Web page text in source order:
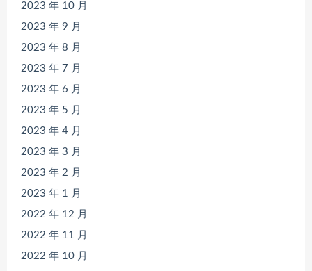
2023 年 10 月
2023 年 9 月
2023 年 8 月
2023 年 7 月
2023 年 6 月
2023 年 5 月
2023 年 4 月
2023 年 3 月
2023 年 2 月
2023 年 1 月
2022 年 12 月
2022 年 11 月
2022 年 10 月